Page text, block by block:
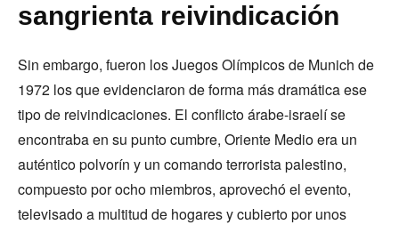
sangrienta reivindicación
Sin embargo, fueron los Juegos Olímpicos de Munich de
1972 los que evidenciaron de forma más dramática ese
tipo de reivindicaciones. El conflicto árabe-israelí se
encontraba en su punto cumbre, Oriente Medio era un
auténtico polvorín y un comando terrorista palestino,
compuesto por ocho miembros, aprovechó el evento,
televisado a multitud de hogares y cubierto por unos